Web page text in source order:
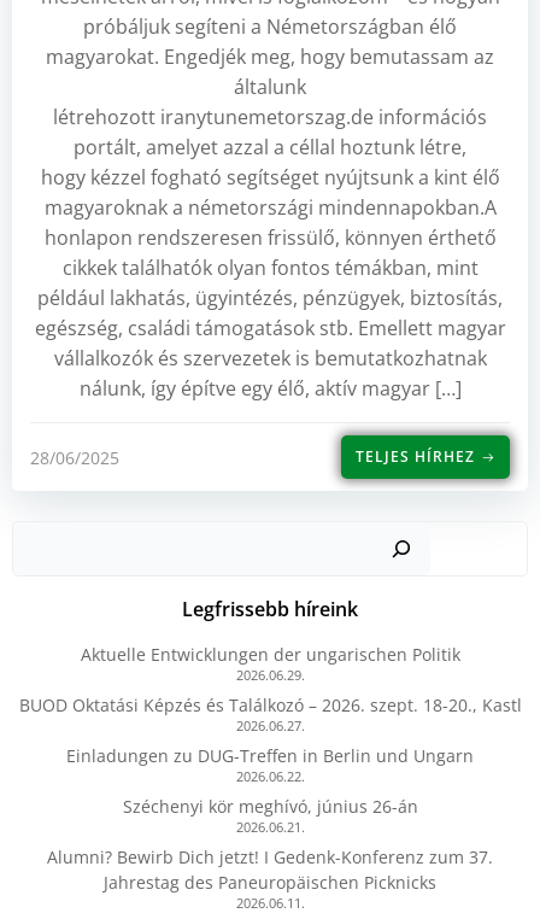
próbáljuk segíteni a Németországban élő
magyarokat. Engedjék meg, hogy bemutassam az
általunk
létrehozott iranytunemetorszag.de információs
portált, amelyet azzal a céllal hoztunk létre,
hogy kézzel fogható segítséget nyújtsunk a kint élő
magyaroknak a németországi mindennapokban.A
honlapon rendszeresen frissülő, könnyen érthető
cikkek találhatók olyan fontos témákban, mint
például lakhatás, ügyintézés, pénzügyek, biztosítás,
egészség, családi támogatások stb. Emellett magyar
vállalkozók és szervezetek is bemutatkozhatnak
nálunk, így építve egy élő, aktív magyar […]
28/06/2025 TELJES HÍRHEZ
Legfrissebb híreink
Aktuelle Entwicklungen der ungarischen Politik
2026.06.29.
BUOD Oktatási Képzés és Találkozó – 2026. szept. 18-20., Kastl
2026.06.27.
Einladungen zu DUG-Treffen in Berlin und Ungarn
2026.06.22.
Széchenyi kör meghívó, június 26-án
2026.06.21.
Alumni? Bewirb Dich jetzt! I Gedenk-Konferenz zum 37.
Jahrestag des Paneuropäischen Picknicks
2026.06.11.